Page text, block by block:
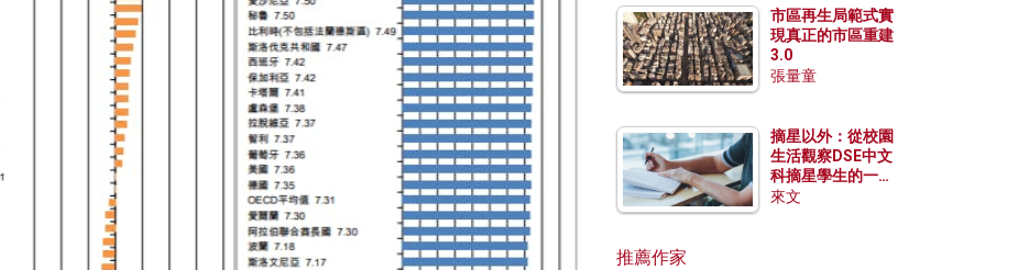
市區再生局範式實
現真正的市區重建
3.0
張量童
摘星以外：從校園
生活觀察DSE中文
科摘星學生的一點
特質
來文
推薦作家